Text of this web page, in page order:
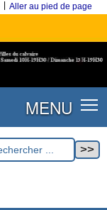
Aller au pied de page
MENU